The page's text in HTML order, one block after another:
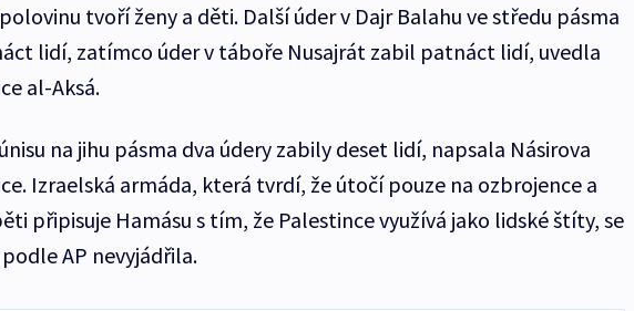
tvoří ženy a děti. Další úder v Dajr Balahu ve středu pásma
lidí, zatímco úder v táboře Nusajrát zabil patnáct lidí, uvedla
al-Aksá.
na jihu pásma dva údery zabily deset lidí, napsala Násirova
Izraelská armáda, která tvrdí, že útočí pouze na ozbrojence a
připisuje Hamásu s tím, že Palestince využívá jako lidské štíty, se
AP nevyjádřila.